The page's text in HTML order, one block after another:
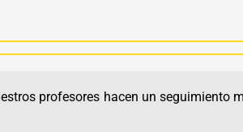
profesores hacen un seguimiento